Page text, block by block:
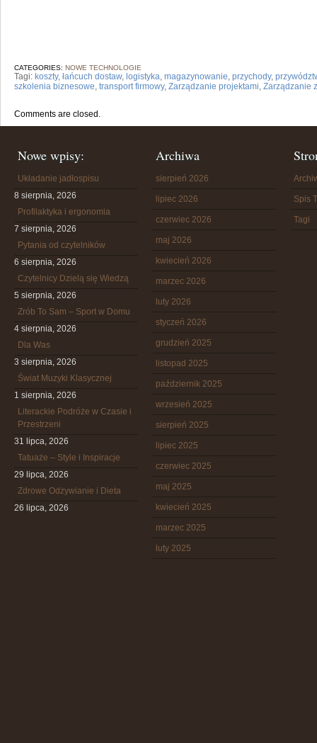
CATEGORIES: NOWE TECHNOLOGIE
Tagi: koszty, łańcuch dostaw, logistyka, magazynowanie, przychody,
szkolenia biznesowe, transport firmowy, Zarządzanie projektami, Zarządzanie
Comments are closed.
Nowe wpisy:
Układanie jadłospisu
8 sierpnia, 2026
Profilaktyka i ergonomia
7 sierpnia, 2026
Pytania od czytelników
6 sierpnia, 2026
Czytelnicy Dzielą się Wiedzą
5 sierpnia, 2026
Zrób To Sam – Sport w Domu
4 sierpnia, 2026
Dla Was
3 sierpnia, 2026
Świat Muzyki Klasycznej
1 sierpnia, 2026
Literackie Podróże w Czasie i
Przestrzeni
31 lipca, 2026
Tatuaże – Style i Inspiracje
29 lipca, 2026
Zdrowe Odżywianie i Dieta
26 lipca, 2026
Archiwa
sierpień 2026
lipiec 2026
czerwiec 2026
maj 2026
kwiecień 2026
marzec 2026
luty 2026
styczeń 2026
grudzień 2025
listopad 2025
październik 2025
wrzesień 2025
sierpień 2025
lipiec 2025
czerwiec 2025
maj 2025
kwiecień 2025
marzec 2025
luty 2025
Spis
Tagi